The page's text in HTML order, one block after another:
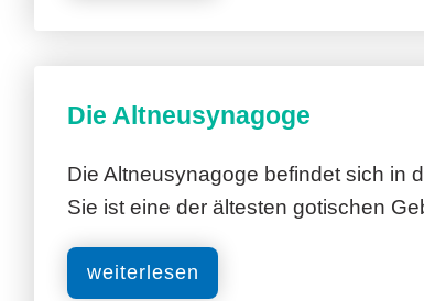
Die Altneusynagoge
Die Altneusynagoge befindet sich in
Sie ist eine der ältesten gotischen
weiterlesen